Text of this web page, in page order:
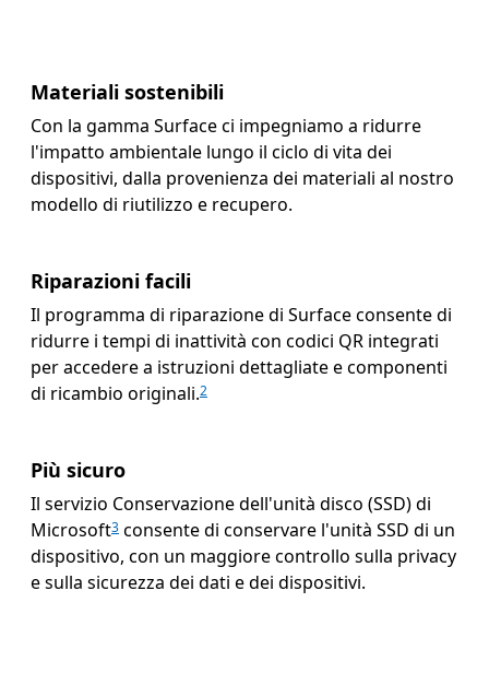
Materiali sostenibili
Con la gamma Surface ci impegniamo a ridurre
l'impatto ambientale lungo il ciclo di vita dei
dispositivi, dalla provenienza dei materiali al nostro
modello di riutilizzo e recupero.
Riparazioni facili
Il programma di riparazione di Surface consente di
ridurre i tempi di inattività con codici QR integrati
per accedere a istruzioni dettagliate e componenti
di ricambio originali.2
Più sicuro
Il servizio Conservazione dell'unità disco (SSD) di
Microsoft3 consente di conservare l'unità SSD di un
dispositivo, con un maggiore controllo sulla privacy
e sulla sicurezza dei dati e dei dispositivi.